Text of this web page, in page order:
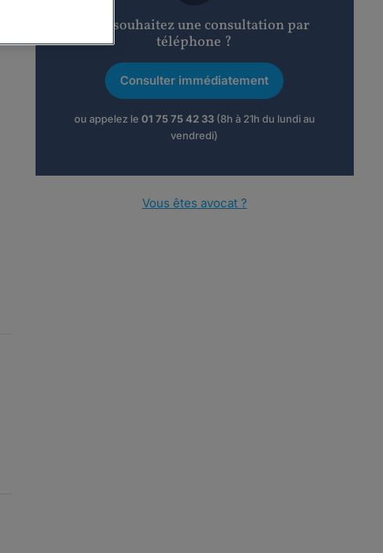
Vous souhaitez une consultation par
téléphone ?
Consulter immédiatement
ou appelez le 01 75 75 42 33(8h à 21h du lundi au
vendredi)
Vous êtes avocat ?